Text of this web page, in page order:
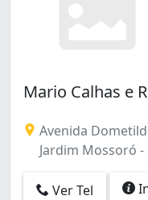
Mario Calhas e
Avenida
Jardim Mossoró -
Ver Tel